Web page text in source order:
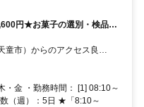
円★お菓子の選別・検品・
童市）からのアクセス良
・金 ・勤務時間： [1] 08:10～
（週）：5日 ★「8:10～